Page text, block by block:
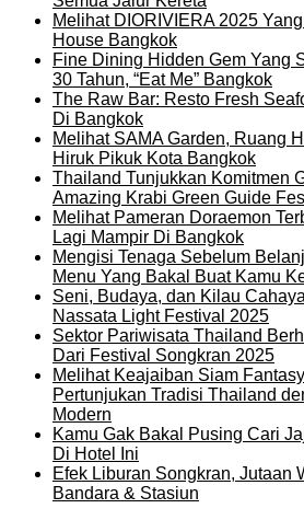
Melihat DIORIVIERA 2025
House Bangkok
Fine Dining Hidden Gem Yang
30 Tahun, “Eat Me” Bangkok
The Raw Bar: Resto Fresh
Di Bangkok
Melihat SAMA Garden, Ruang
Hiruk Pikuk Kota Bangkok
Thailand Tunjukkan Komitmen
Amazing Krabi Green Guide
Melihat Pameran Doraemon
Lagi Mampir Di Bangkok
Mengisi Tenaga Sebelum
Menu Yang Bakal Buat Kamu
Seni, Budaya, dan Kilau
Nassata Light Festival 2025
Sektor Pariwisata Thailand
Dari Festival Songkran 2025
Melihat Keajaiban Siam
Pertunjukan Tradisi Thailand
Modern
Kamu Gak Bakal Pusing Cari
Di Hotel Ini
Efek Liburan Songkran, Jutaan
Bandara & Stasiun